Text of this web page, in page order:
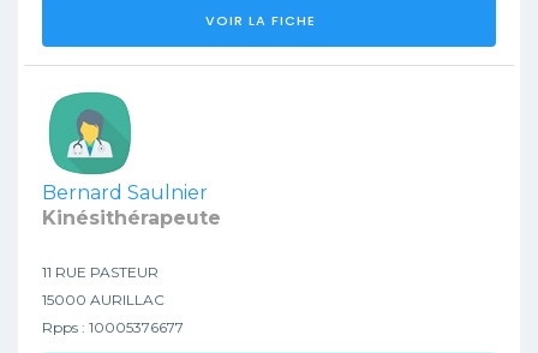
VOIR LA FICHE
Bernard Saulnier
Kinésithérapeute
11 RUE PASTEUR
15000 AURILLAC
Rpps : 10005376677